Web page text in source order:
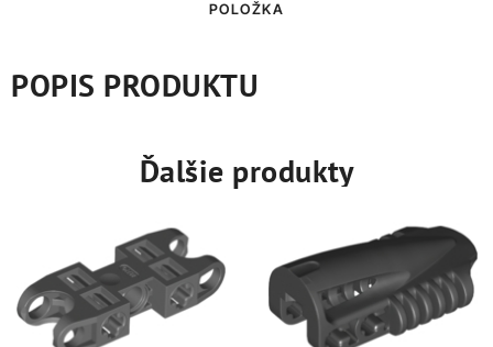
POLOŽKA
POPIS PRODUKTU
Ďalšie produkty